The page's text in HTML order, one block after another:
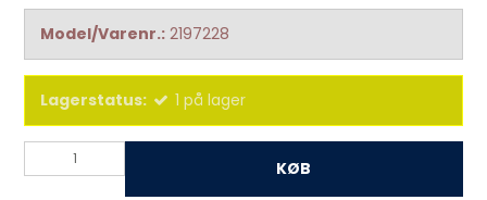
Model/Varenr.: 2197228
Lagerstatus: 1 på lager
KØB